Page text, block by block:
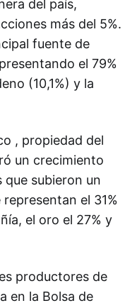
del país,
más del 5%.
fuente de
el 79%
(10,1%) y la
, propiedad del
un crecimiento
subieron un
el 31%
el oro el 27% y
productores de
en la Bolsa de